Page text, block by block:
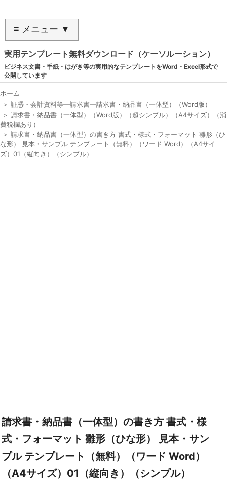
≡ メニュー ▼
実用テンプレート無料ダウンロード（ケーソルーション）
ビジネス文書・手紙・はがき等の実用的なテンプレートをWord・Excel形式で
公開しています
ホーム
＞ 証憑・会計資料等―請求書―請求書・納品書（一体型）（Word版）
＞ 請求書・納品書（一体型）（Word版）（超シンプル）（A4サイズ）（消
費税欄あり）
＞ 請求書・納品書（一体型）の書き方 書式・様式・フォーマット 雛形（ひ
な形） 見本・サンプル テンプレート（無料）（ワード Word）（A4サイ
ズ）01（縦向き）（シンプル）
請求書・納品書（一体型）の書き方 書式・様
式・フォーマット 雛形（ひな形） 見本・サン
プル テンプレート（無料）（ワード Word）
（A4サイズ）01（縦向き）（シンプル）